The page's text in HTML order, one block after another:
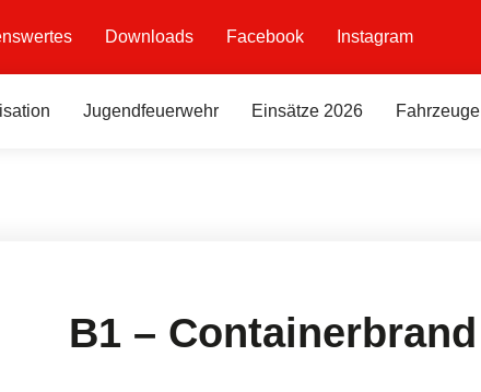
Downloads Facebook Instagram
Jugendfeuerwehr Einsätze 2026 Fahrzeuge
B1 – Containerbrand